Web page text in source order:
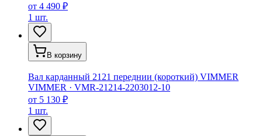
от 4 490 ₽
1 шт.
В корзину
Вал карданный 2121 переднии (короткий) VIMMER
VIMMER · VMR-21214-2203012-10
от 5 130 ₽
1 шт.